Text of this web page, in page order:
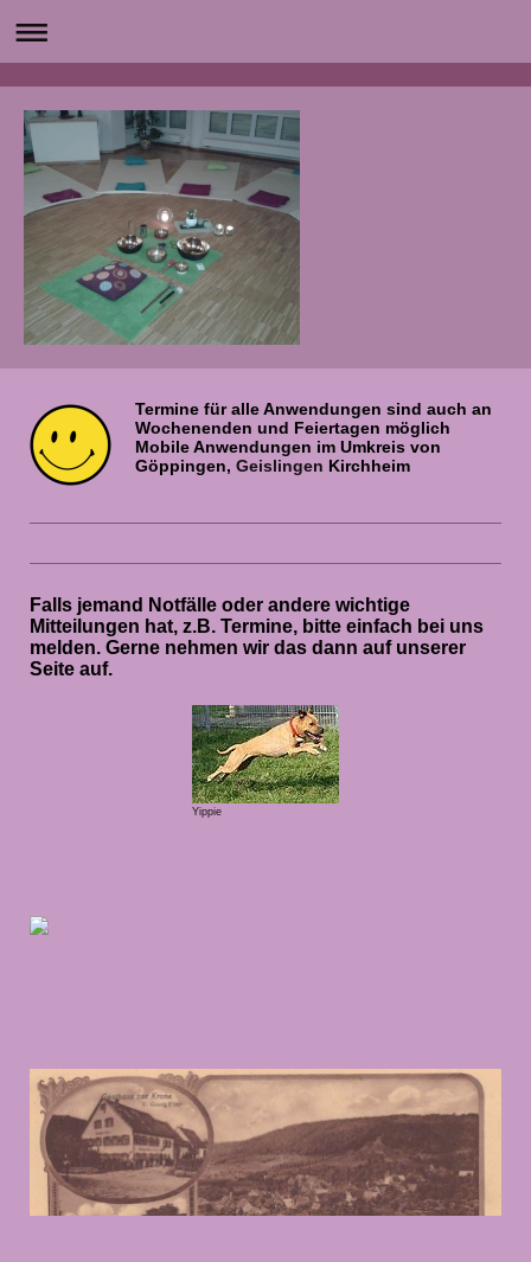
Termine für alle Anwendungen sind auch an
Wochenenden und Feiertagen möglich
Mobile Anwendungen im Umkreis von
Göppingen, Geislingen Kirchheim
Falls jemand Notfälle oder andere wichtige
Mitteilungen hat, z.B. Termine, bitte einfach bei uns
melden. Gerne nehmen wir das dann auf unserer
Seite auf.
Yippie